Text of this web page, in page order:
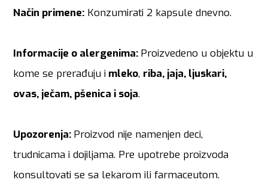
Način primene: Konzumirati 2 kapsule dnevno.
Informacije o alergenima: Proizvedeno u objektu u
kome se prerađuju i mleko, riba, jaja, ljuskari,
ovas, ječam, pšenica i soja.
Upozorenja: Proizvod nije namenjen deci,
trudnicama i dojiljama. Pre upotrebe proizvoda
konsultovati se sa lekarom ili farmaceutom.